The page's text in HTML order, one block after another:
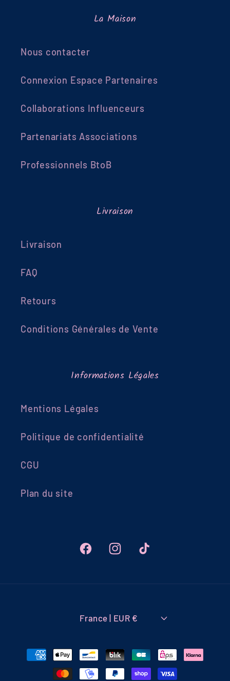
La Maison
Nous contacter
Connexion Espace Partenaires
Collaborations Influenceurs
Partenariats Associations
Professionnels BtoB
Livraison
Livraison
FAQ
Retours
Conditions Générales de Vente
Informations Légales
Mentions Légales
Politique de confidentialité
CGU
Plan du site
FacebookInstagramTikTok
France | EUR €
Moyens
de